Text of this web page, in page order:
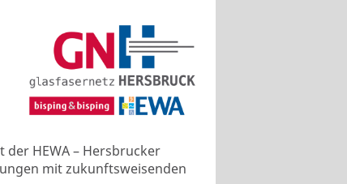
HEWA – Hersbrucker
mit zukunftsweisenden